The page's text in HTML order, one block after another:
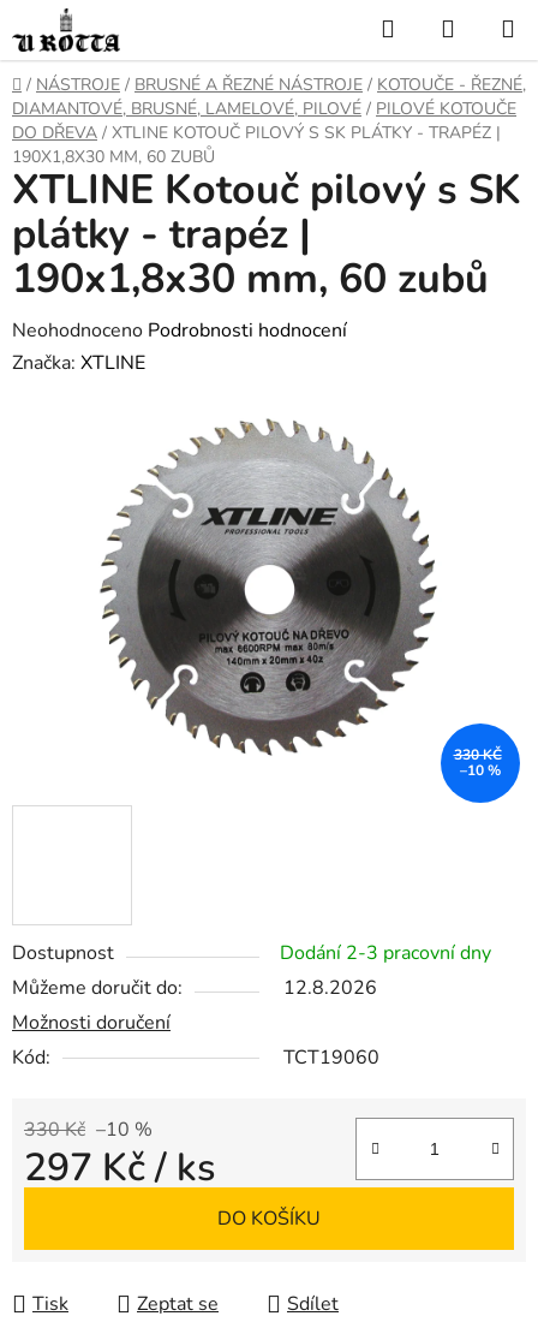
na
obsah
Hledat
KOŠÍK
DOMŮ
/ NÁSTROJE / BRUSNÉ A ŘEZNÉ NÁSTROJE / KOTOUČE - ŘEZNÉ,
DIAMANTOVÉ, BRUSNÉ, LAMELOVÉ, PILOVÉ / PILOVÉ KOTOUČE
DO DŘEVA / XTLINE KOTOUČ PILOVÝ S SK PLÁTKY - TRAPÉZ |
190X1,8X30 MM, 60 ZUBŮ
Dostupnost
Dodání 2-3 pracovní dny
Můžeme doručit do:
12.8.2026
Možnosti doručení
Kód:
TCT19060
330 Kč –10 %
297 Kč/ ks
DO KOŠÍKU
Tisk Zeptat se Sdílet
XTLINE Kotouč pilový s SK
plátky - trapéz |
190x1,8x30 mm, 60 zubů
Průměrné
hodnocení
Neohodnoceno Podrobnosti hodnocení
Značka: XTLINE
330 KČ
–10 %